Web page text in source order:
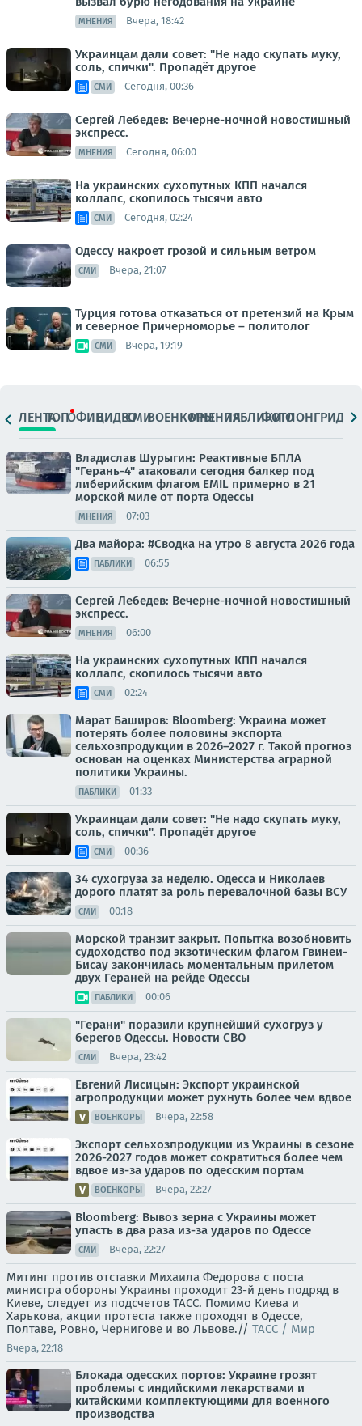
МНЕНИЯ Вчера, 18:42
Украинцам дали совет: "Не надо скупать муку,
соль, спички". Пропадёт другое
СМИ Сегодня, 00:36
Сергей Лебедев: Вечерне-ночной новостишный
экспресс.
МНЕНИЯ Сегодня, 06:00
На украинских сухопутных КПП начался
коллапс, скопилось тысячи авто
СМИ Сегодня, 02:24
Одессу накроет грозой и сильным ветром
СМИ Вчера, 21:07
Турция готова отказаться от претензий на Крым
и северное Причерноморье – политолог
СМИ Вчера, 19:19
ЛЕНТАТОПОФИЦ.ВИДЕОСМИВОЕНКОРЫМНЕНИЯПАБЛИКИ
ФОТОЛОНГРИДЫ
Владислав Шурыгин: Реактивные БПЛА
"Герань-4" атаковали сегодня балкер под
либерийским флагом EMIL примерно в 21
морской миле от порта Одессы
МНЕНИЯ 07:03
Два майора: #Сводка на утро 8 августа 2026 года
ПАБЛИКИ 06:55
Сергей Лебедев: Вечерне-ночной новостишный
экспресс.
МНЕНИЯ 06:00
На украинских сухопутных КПП начался
коллапс, скопилось тысячи авто
СМИ 02:24
Марат Баширов: Bloomberg: Украина может
потерять более половины экспорта
сельхозпродукции в 2026–2027 г. Такой прогноз
основан на оценках Министерства аграрной
политики Украины.
ПАБЛИКИ 01:33
Украинцам дали совет: "Не надо скупать муку,
соль, спички". Пропадёт другое
СМИ 00:36
34 сухогруза за неделю. Одесса и Николаев
дорого платят за роль перевалочной базы ВСУ
СМИ 00:18
Морской транзит закрыт. Попытка возобновить
судоходство под экзотическим флагом Гвинеи-
Бисау закончилась моментальным прилетом
двух Гераней на рейде Одессы
ПАБЛИКИ 00:06
"Герани" поразили крупнейший сухогруз у
берегов Одессы. Новости СВО
СМИ Вчера, 23:42
Евгений Лисицын: Экспорт украинской
агропродукции может рухнуть более чем вдвое
ВОЕНКОРЫ Вчера, 22:58
Экспорт сельхозпродукции из Украины в сезоне
2026-2027 годов может сократиться более чем
вдвое из-за ударов по одесским портам
ВОЕНКОРЫ Вчера, 22:27
Bloomberg: Вывоз зерна с Украины может
упасть в два раза из-за ударов по Одессе
СМИ Вчера, 22:27
Митинг против отставки Михаила Федорова с поста
министра обороны Украины проходит 23-й день подряд в
Киеве, следует из подсчетов ТАСС. Помимо Киева и
Харькова, акции протеста также проходят в Одессе,
Полтаве, Ровно, Чернигове и во Львове.// ТАСС / Мир
Вчера, 22:18
Блокада одесских портов: Украине грозят
проблемы с индийскими лекарствами и
китайскими комплектующими для военного
производства